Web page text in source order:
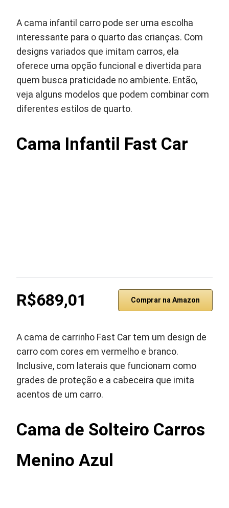
A cama infantil carro pode ser uma escolha
interessante para o quarto das crianças. Com
designs variados que imitam carros, ela
oferece uma opção funcional e divertida para
quem busca praticidade no ambiente. Então,
veja alguns modelos que podem combinar com
diferentes estilos de quarto.
Cama Infantil Fast Car
R$689,01 Comprar na Amazon
A cama de carrinho Fast Car tem um design de
carro com cores em vermelho e branco.
Inclusive, com laterais que funcionam como
grades de proteção e a cabeceira que imita
acentos de um carro.
Cama de Solteiro Carros
Menino Azul